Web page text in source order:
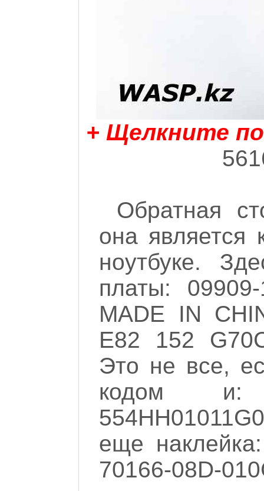
+ Щелкните
Обратная
она является
ноутбуке.
платы:
MADE IN
E82 152
Это не все,
кодом и:
еще
70166-08D-